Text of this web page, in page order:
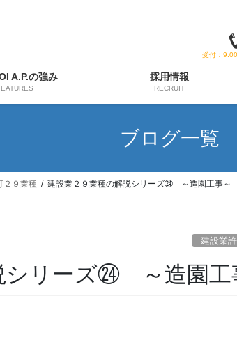
受付：
A.P.の強み 採用情報
RECRUIT
ブログ一覧
２９業種 建設業２９業種の解説シリーズ㉔ ～造園工事～
建設業
シリーズ㉔ ～造園工